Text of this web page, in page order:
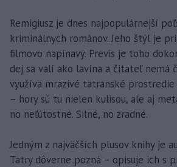
Remigiusz je dnes najpopulárnejší
kriminálnych románov. Jeho štýl je
filmovo napínavý. Previs je toho
dej sa valí ako lavína a čitateľ nemá
využíva mrazivé tatranské
– hory sú tu nielen kulisou, ale aj
no neľútostné. Silné, no zradné.
Jedným z najväčších plusov knihy je
Tatry dôverne pozná – opisuje ich s